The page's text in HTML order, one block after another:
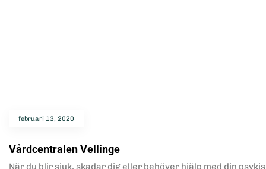
februari 13, 2020
Vårdcentralen Vellinge
När du blir sjuk, skadar dig eller behöver hjälp med din